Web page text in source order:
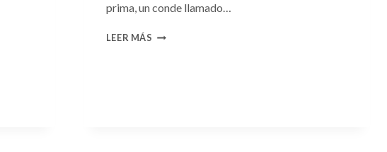
prima, un conde llamado…
LEER MÁS CONSULTA